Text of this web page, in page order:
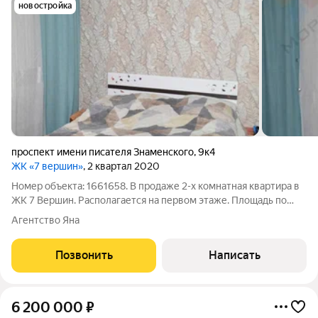
новостройка
проспект имени писателя Знаменского,9к4
ЖК «7 вершин», 2 квартал 2020
Номер объекта: 1661658. В продаже 2-х комнатная квартира в
ЖК 7 Вершин. Располагается на первом этаже. Площадь по
выписке 52,1 м.кв. + 7 м.кв. лоджия. Квартира идеально
комплекса видеонаблюдение.
Агентство Яна
Позвонить Написать
6 200 000 ₽